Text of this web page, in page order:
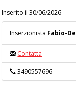
Inserito il 30/06/2026
Inserzionista Fabio-
Contatta
3490557696